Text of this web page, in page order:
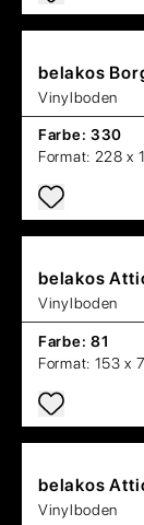
belakos
Vinylboden
Farbe: 330
Format: 228 x
belakos
Vinylboden
Farbe: 81
Format: 153 x
belakos
Vinylboden